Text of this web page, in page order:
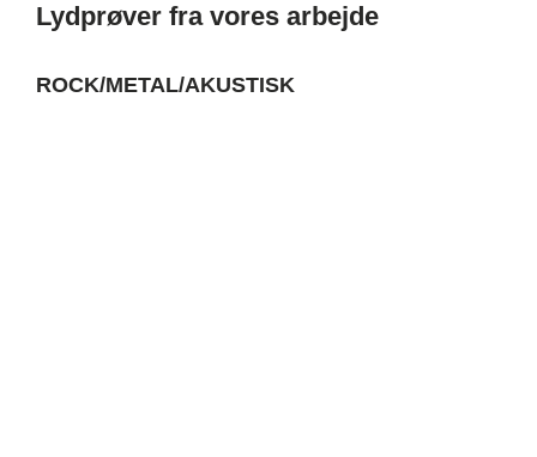
Lydprøver fra vores arbejde
ROCK/METAL/AKUSTISK